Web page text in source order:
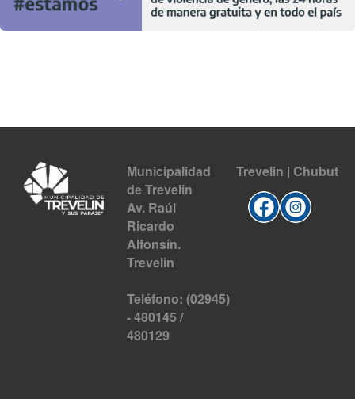
Municipalidad
de Trevelin
Av. Raúl
Ricardo
Alfonsín.
Trevelin
Teléfono: (02945)
- 480145 /
480129
Trevelin | Chubut